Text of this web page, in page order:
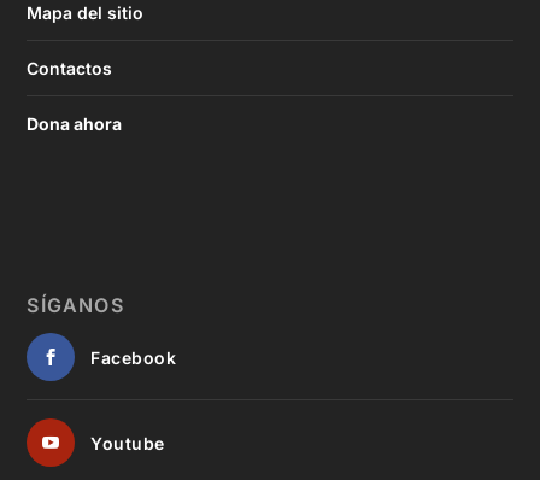
Mapa del sitio
Contactos
Dona ahora
SÍGANOS
Facebook
Youtube